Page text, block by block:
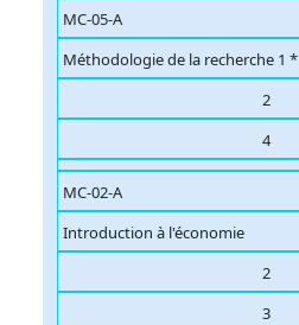
MC-05-A
Méthodologie de la recherche 1 *
2
4
MC-02-A
Introduction à l'économie
2
3